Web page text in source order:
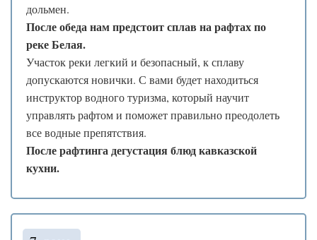
*
дольмен.
После обеда нам предстоит сплав на рафтах по
реке Белая.
Участок реки легкий и безопасный, к сплаву
допускаются новички. С вами будет находиться
инструктор водного туризма, который научит
управлять рафтом и поможет правильно преодолеть
все водные препятствия.
После рафтинга дегустация блюд кавказской
кухни.